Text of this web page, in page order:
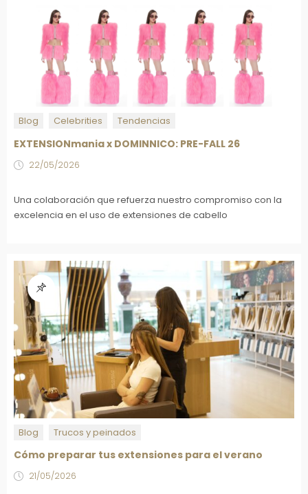
Blog Celebrities Tendencias
EXTENSIONmania x DOMINNICO: PRE-FALL 26
22/05/2026
Una colaboración que refuerza nuestro compromiso con la
excelencia en el uso de extensiones de cabello
Blog Trucos y peinados
Cómo preparar tus extensiones para el verano
21/05/2026